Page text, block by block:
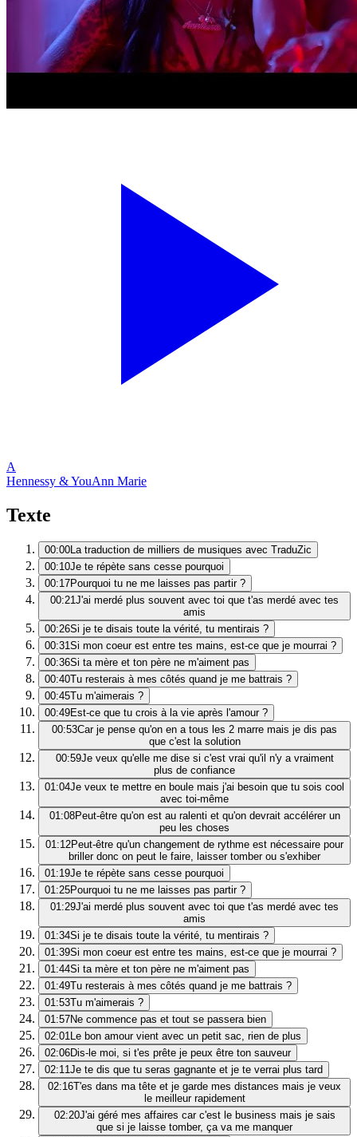
A
Hennessy & YouAnn Marie
Texte
00:00La traduction de milliers de musiques avec TraduZic
00:10Je te répète sans cesse pourquoi
00:17Pourquoi tu ne me laisses pas partir ?
00:21J'ai merdé plus souvent avec toi que t'as merdé avec tes
amis
00:26Si je te disais toute la vérité, tu mentirais ?
00:31Si mon coeur est entre tes mains, est-ce que je mourrai ?
00:36Si ta mère et ton père ne m'aiment pas
00:40Tu resterais à mes côtés quand je me battrais ?
00:45Tu m'aimerais ?
00:49Est-ce que tu crois à la vie après l'amour ?
00:53Car je pense qu'on en a tous les 2 marre mais je dis pas
que c'est la solution
00:59Je veux qu'elle me dise si c'est vrai qu'il n'y a vraiment
plus de confiance
01:04Je veux te mettre en boule mais j'ai besoin que tu sois cool
avec toi-même
01:08Peut-être qu'on est au ralenti et qu'on devrait accélérer un
peu les choses
01:12Peut-être qu'un changement de rythme est nécessaire pour
briller donc on peut le faire, laisser tomber ou s'exhiber
01:19Je te répète sans cesse pourquoi
01:25Pourquoi tu ne me laisses pas partir ?
01:29J'ai merdé plus souvent avec toi que t'as merdé avec tes
amis
01:34Si je te disais toute la vérité, tu mentirais ?
01:39Si mon coeur est entre tes mains, est-ce que je mourrai ?
01:44Si ta mère et ton père ne m'aiment pas
01:49Tu resterais à mes côtés quand je me battrais ?
01:53Tu m'aimerais ?
01:57Ne commence pas et tout se passera bien
02:01Le bon amour vient avec un petit sac, rien de plus
02:06Dis-le moi, si t'es prête je peux être ton sauveur
02:11Je te dis que tu seras gagnante et je te verrai plus tard
02:16T'es dans ma tête et je garde mes distances mais je veux
le meilleur rapidement
02:20J'ai géré mes affaires car c'est le business mais je sais
que si je laisse tomber, ça va me manquer